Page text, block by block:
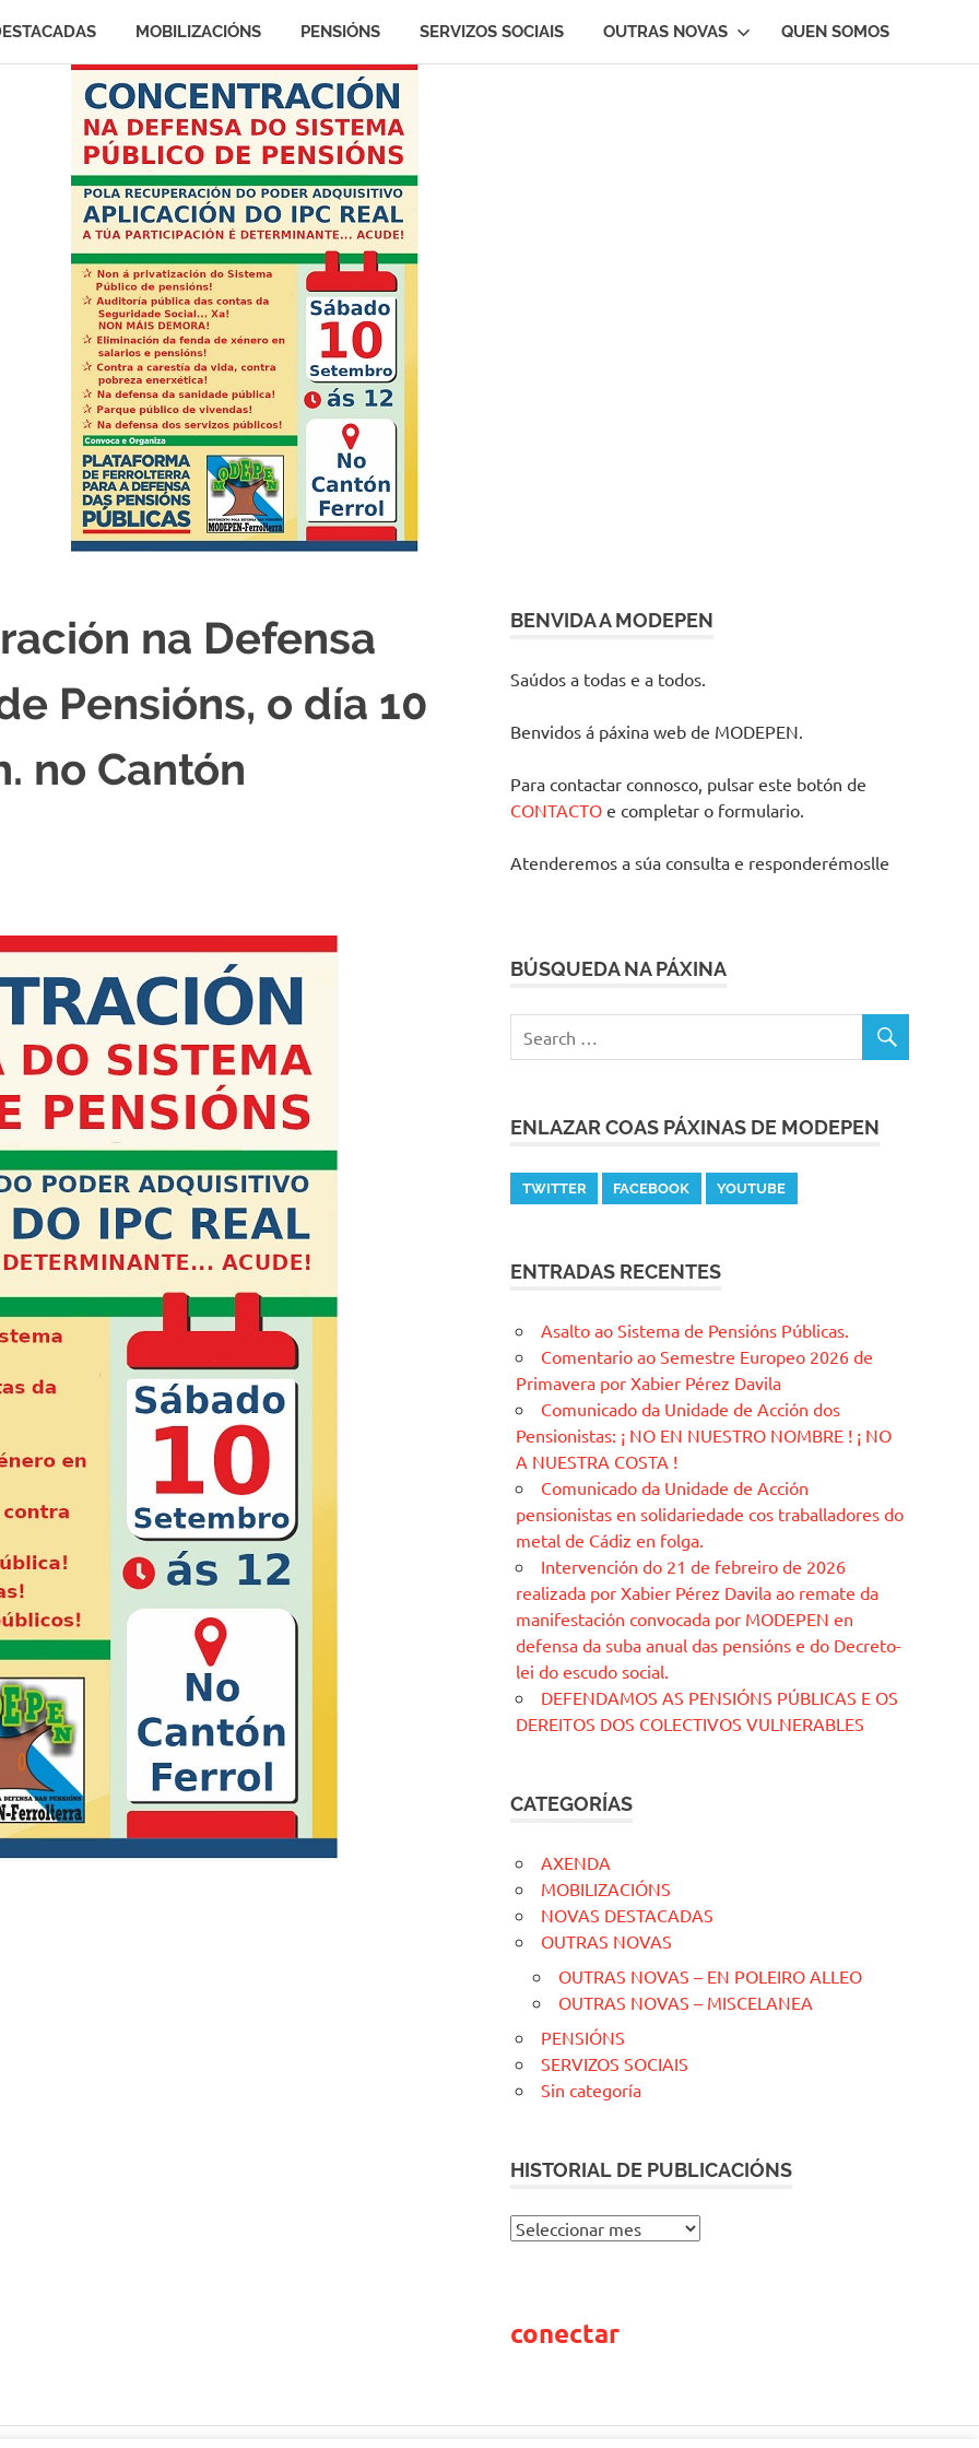
MOBILIZACIÓNS PENSIÓNS SERVIZOS SOCIAIS OUTRAS NOVAS QUEN SOMOS
na Defensa
Pensións, o día 10
no Cantón
BENVIDA A MODEPEN
Saúdos a todas e a todos.
Benvidos á páxina web de MODEPEN.
Para contactar connosco, pulsar este botón de
CONTACTO e completar o formulario.
Atenderemos a súa consulta e responderémoslle
BÚSQUEDA NA PÁXINA
ENLAZAR COAS PÁXINAS DE MODEPEN
TWITTER FACEBOOK YOUTUBE
ENTRADAS RECENTES
Asalto ao Sistema de Pensións Públicas.
Comentario ao Semestre Europeo 2026 de
Primavera por Xabier Pérez Davila
Comunicado da Unidade de Acción dos
Pensionistas: ¡ NO EN NUESTRO NOMBRE ! ¡ NO
A NUESTRA COSTA !
Comunicado da Unidade de Acción
pensionistas en solidariedade cos traballadores do
metal de Cádiz en folga.
Intervención do 21 de febreiro de 2026
realizada por Xabier Pérez Davila ao remate da
manifestación convocada por MODEPEN en
defensa da suba anual das pensións e do Decreto-
lei do escudo social.
DEFENDAMOS AS PENSIÓNS PÚBLICAS E OS
DEREITOS DOS COLECTIVOS VULNERABLES
CATEGORÍAS
AXENDA
MOBILIZACIÓNS
NOVAS DESTACADAS
OUTRAS NOVAS
OUTRAS NOVAS – EN POLEIRO ALLEO
OUTRAS NOVAS – MISCELANEA
PENSIÓNS
SERVIZOS SOCIAIS
Sin categoría
HISTORIAL DE PUBLICACIÓNS
H
O
conectar